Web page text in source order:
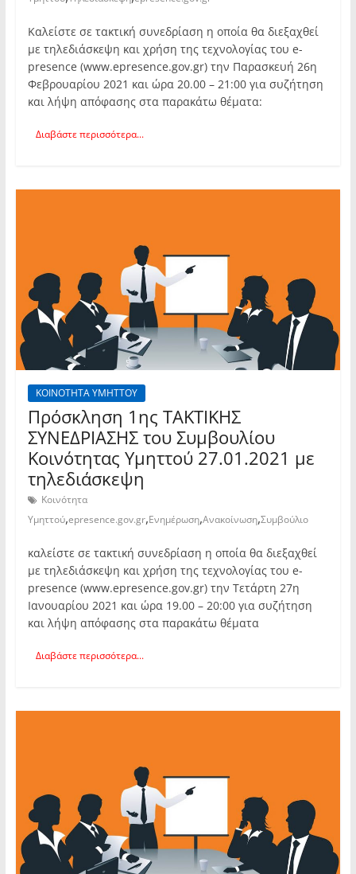
Καλείστε σε τακτική συνεδρίαση η οποία θα διεξαχθεί
με τηλεδιάσκεψη και χρήση της τεχνολογίας του e-
presence (www.epresence.gov.gr) την Παρασκευή 26η
Φεβρουαρίου 2021 και ώρα 20.00 – 21:00 για συζήτηση
και λήψη απόφασης στα παρακάτω θέματα:
Διαβάστε περισσότερα...
ΚΟΙΝΟΤΗΤΑ ΥΜΗΤΤΟΥ
Πρόσκληση 1ης TAKTIKHΣ
ΣΥΝΕΔΡΙΑΣΗΣ του Συμβουλίου
Κοινότητας Υμηττού 27.01.2021 με
τηλεδιάσκεψη
Κοινότητα
Υμηττού,epresence.gov.gr,Ενημέρωση,Ανακοίνωση,Συμβούλιο
καλείστε σε τακτική συνεδρίαση η οποία θα διεξαχθεί
με τηλεδιάσκεψη και χρήση της τεχνολογίας του e-
presence (www.epresence.gov.gr) την Τετάρτη 27η
Ιανουαρίου 2021 και ώρα 19.00 – 20:00 για συζήτηση
και λήψη απόφασης στα παρακάτω θέματα
Διαβάστε περισσότερα...